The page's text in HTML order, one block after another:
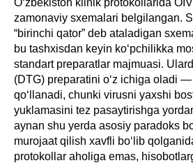
O‘zbekiston klinik protokollarida
zamonaviy sxemalari belgilangan.
“birinchi qator” deb ataladigan
bu tashxisdan keyin ko‘pchilikka
standart preparatlar majmuasi.
(DTG) preparatini o‘z ichiga oladi
qo‘llanadi, chunki virusni yaxshi
yuklamasini tez pasaytirishga
aynan shu yerda asosiy paradoks
murojaat qilish xavfli bo‘lib
protokollar aholiga emas,